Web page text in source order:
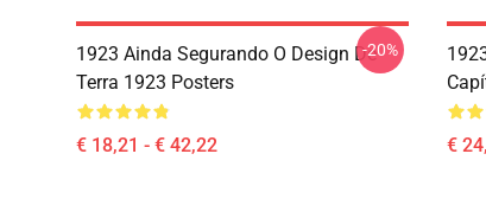
1923 Ainda Segurando O Design De
Terra 1923 Posters
€ 18,21 - € 42,22
-20%
€